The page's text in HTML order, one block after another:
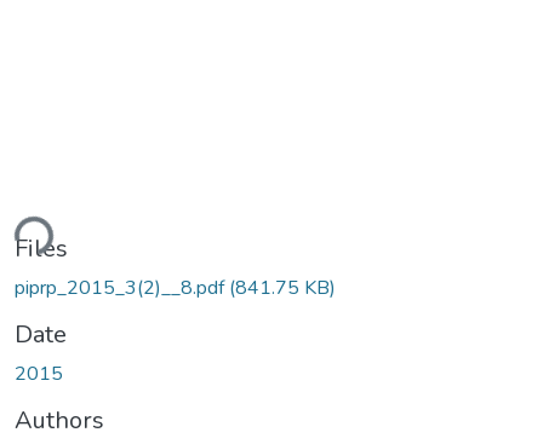
Files
piprp_2015_3(2)__8.pdf(841.75 KB)
Date
2015
Authors